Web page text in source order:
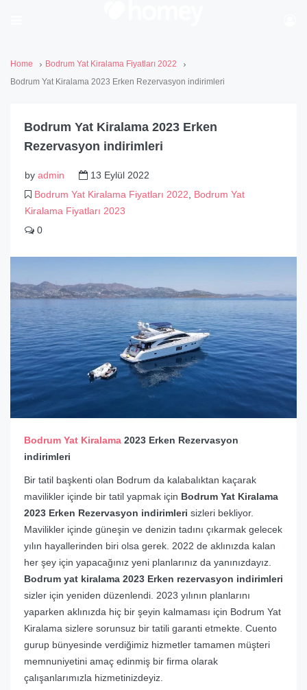
Home
Bodrum Yat Kiralama Fiyatları 2022
Bodrum Yat Kiralama 2023 Erken Rezervasyon indirimleri
Bodrum Yat Kiralama 2023 Erken
Rezervasyon indirimleri
by admin
13 Eylül 2022
Bodrum Yat Kiralama Fiyatları 2022
Bodrum Yat
Kiralama Fiyatları 2023
0
Bodrum Yat Kiralama 2023 Erken Rezervasyon
indirimleri
Bir tatil başkenti olan Bodrum da kalabalıktan kaçarak
mavilikler içinde bir tatil yapmak için Bodrum Yat Kiralama
2023 Erken Rezervasyon indirimleri sizleri bekliyor.
Mavilikler içinde güneşin ve denizin tadını çıkarmak gelecek
yılın hayallerinden biri olsa gerek. 2022 de aklınızda kalan
her şey için yapacağınız yeni planlarınız da yanınızdayız.
Bodrum yat kiralama 2023 Erken rezervasyon indirimleri
sizler için yeniden düzenlendi. 2023 yılının planlarını
yaparken aklınızda hiç bir şeyin kalmaması için Bodrum Yat
Kiralama sizlere sorunsuz bir tatili garanti etmekte. Cuento
gurup bünyesinde verdiğimiz hizmetler tamamen müşteri
memnuniyetini amaç edinmiş bir firma olarak
çalışanlarımızla hizmetinizdeyiz.